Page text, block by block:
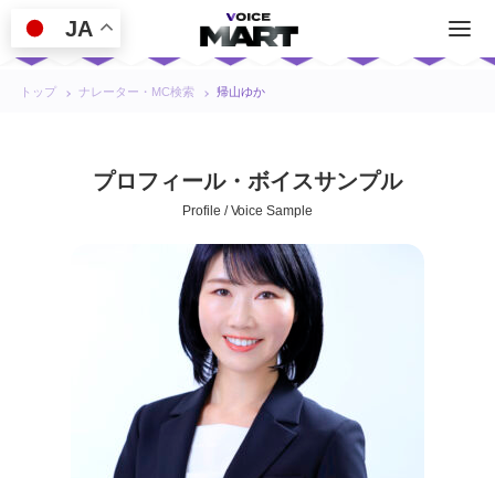
トップ ナレーター・MC検索 帰山ゆか
プロフィール・ボイスサンプル
Profile / Voice Sample
JA